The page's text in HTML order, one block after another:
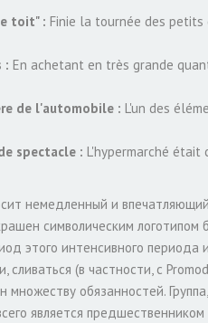
toit" : Finie la tournée des petits
: En achetant en très grande
de l'automobile : L'un des
spectacle : L'hypermarché était
немедленный и
символическим логотипом
этого интенсивного периода
сливаться (в частности, с
множеству обязанностей.
является